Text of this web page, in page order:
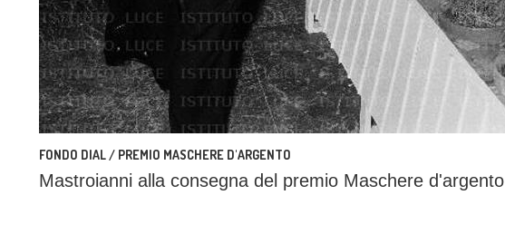
FONDO DIAL / PREMIO MASCHERE D'ARGENTO
Mastroianni alla consegna del premio Maschere d'argento